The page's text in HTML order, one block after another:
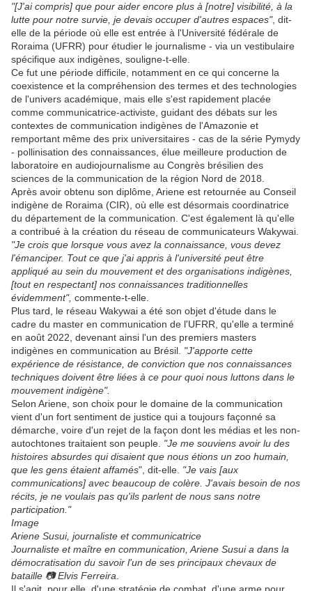
"[J'ai compris] que pour aider encore plus à [notre] visibilité, à la
lutte pour notre survie, je devais occuper d'autres espaces", dit-
elle de la période où elle est entrée à l'Université fédérale de
Roraima (UFRR) pour étudier le journalisme - via un vestibulaire
spécifique aux indigènes, souligne-t-elle.
Ce fut une période difficile, notamment en ce qui concerne la
coexistence et la compréhension des termes et des technologies
de l'univers académique, mais elle s'est rapidement placée
comme communicatrice-activiste, guidant des débats sur les
contextes de communication indigènes de l'Amazonie et
remportant même des prix universitaires - cas de la série Pymydy
- pollinisation des connaissances, élue meilleure production de
laboratoire en audiojournalisme au Congrès brésilien des
sciences de la communication de la région Nord de 2018.
Après avoir obtenu son diplôme, Ariene est retournée au Conseil
indigène de Roraima (CIR), où elle est désormais coordinatrice
du département de la communication. C'est également là qu'elle
a contribué à la création du réseau de communicateurs Wakywai.
"Je crois que lorsque vous avez la connaissance, vous devez
l'émanciper. Tout ce que j'ai appris à l'université peut être
appliqué au sein du mouvement et des organisations indigènes,
[tout en respectant] nos connaissances traditionnelles
évidemment", commente-t-elle.
Plus tard, le réseau Wakywai a été son objet d'étude dans le
cadre du master en communication de l'UFRR, qu'elle a terminé
en août 2022, devenant ainsi l'un des premiers masters
indigènes en communication au Brésil. "J'apporte cette
expérience de résistance, de conviction que nos connaissances
techniques doivent être liées à ce pour quoi nous luttons dans le
mouvement indigène".
Selon Ariene, son choix pour le domaine de la communication
vient d'un fort sentiment de justice qui a toujours façonné sa
démarche, voire d'un rejet de la façon dont les médias et les non-
autochtones traitaient son peuple. "Je me souviens avoir lu des
histoires absurdes qui disaient que nous étions un zoo humain,
que les gens étaient affamés", dit-elle. "Je vais [aux
communications] avec beaucoup de colère. J'avais besoin de nos
récits, je ne voulais pas qu'ils parlent de nous sans notre
participation."
Image
Ariene Susui, journaliste et communicatrice
Journaliste et maître en communication, Ariene Susui a dans la
démocratisation du savoir l'un de ses principaux chevaux de
bataille 📷 Elvis Ferreira